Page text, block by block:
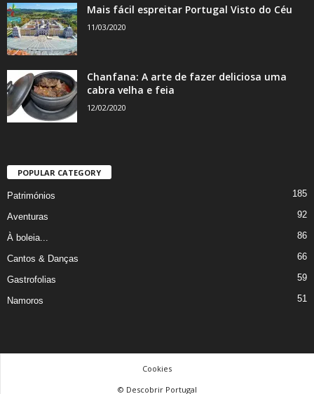
Mais fácil espreitar Portugal Visto do Céu
11/03/2020
Chanfana: A arte de fazer deliciosa uma
cabra velha e feia
12/02/2020
POPULAR CATEGORY
Patrimónios 185
Aventuras 92
À boleia... 86
Cantos & Danças 66
Gastrofolias 59
Namoros 51
Cookies
© Descobrir Portugal